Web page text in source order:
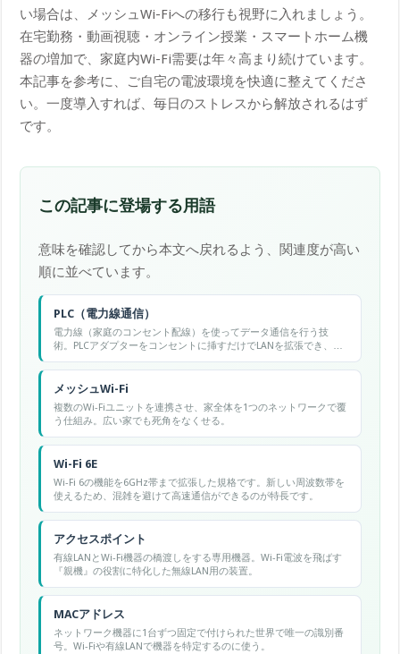
い場合は、メッシュWi-Fiへの移行も視野に入れましょう。
在宅勤務・動画視聴・オンライン授業・スマートホーム機
器の増加で、家庭内Wi-Fi需要は年々高まり続けています。
本記事を参考に、ご自宅の電波環境を快適に整えてくださ
い。一度導入すれば、毎日のストレスから解放されるはず
です。
この記事に登場する用語
意味を確認してから本文へ戻れるよう、関連度が高い
順に並べています。
PLC（電力線通信）
電力線（家庭のコンセント配線）を使ってデータ通信を行う技
術。PLCアダプターをコンセントに挿すだけでLANを拡張でき、
Wi-Fiが届かない部屋のネット接続に使われる。TP-LinkのTL-
PA7020が有名。
メッシュWi-Fi
複数のWi-Fiユニットを連携させ、家全体を1つのネットワークで覆
う仕組み。広い家でも死角をなくせる。
Wi-Fi 6E
Wi-Fi 6の機能を6GHz帯まで拡張した規格です。新しい周波数帯を
使えるため、混雑を避けて高速通信ができるのが特長です。
アクセスポイント
有線LANとWi-Fi機器の橋渡しをする専用機器。Wi-Fi電波を飛ばす
『親機』の役割に特化した無線LAN用の装置。
MACアドレス
ネットワーク機器に1台ずつ固定で付けられた世界で唯一の識別番
号。Wi-Fiや有線LANで機器を特定するのに使う。